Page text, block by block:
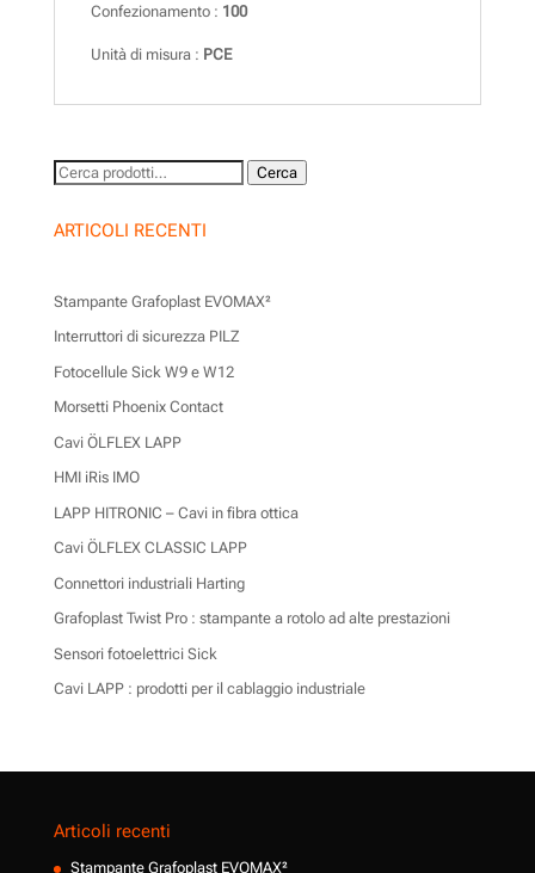
Confezionamento : 100
Unità di misura : PCE
Cerca: Cerca
ARTICOLI RECENTI
Stampante Grafoplast EVOMAX²
Interruttori di sicurezza PILZ
Fotocellule Sick W9 e W12
Morsetti Phoenix Contact
Cavi ÖLFLEX LAPP
HMI iRis IMO
LAPP HITRONIC – Cavi in fibra ottica
Cavi ÖLFLEX CLASSIC LAPP
Connettori industriali Harting
Grafoplast Twist Pro : stampante a rotolo ad alte prestazioni
Sensori fotoelettrici Sick
Cavi LAPP : prodotti per il cablaggio industriale
Articoli recenti
Stampante Grafoplast EVOMAX²